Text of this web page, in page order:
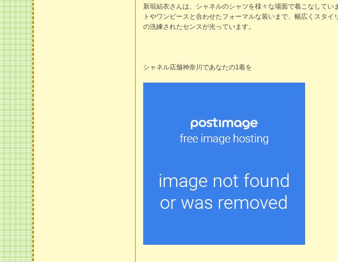
新垣結衣さんは、シャネルのシャツを様々な場面で着こなして
トやワンピースと合わせたフォーマルな装いまで、幅広くスタ
の洗練されたセンスが光っています。
シャネル店舗神奈川であなたの1着を